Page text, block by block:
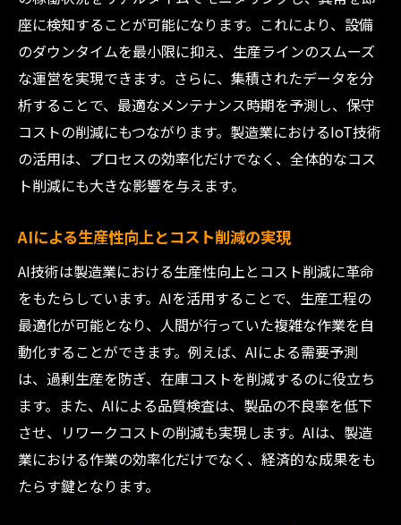
座に検知することが可能になります。これにより、設備
のダウンタイムを最小限に抑え、生産ラインのスムーズ
な運営を実現できます。さらに、集積されたデータを分
析することで、最適なメンテナンス時期を予測し、保守
コストの削減にもつながります。製造業におけるIoT技術
の活用は、プロセスの効率化だけでなく、全体的なコス
ト削減にも大きな影響を与えます。
AIによる生産性向上とコスト削減の実現
AI技術は製造業における生産性向上とコスト削減に革命
をもたらしています。AIを活用することで、生産工程の
最適化が可能となり、人間が行っていた複雑な作業を自
動化することができます。例えば、AIによる需要予測
は、過剰生産を防ぎ、在庫コストを削減するのに役立ち
ます。また、AIによる品質検査は、製品の不良率を低下
させ、リワークコストの削減も実現します。AIは、製造
業における作業の効率化だけでなく、経済的な成果をも
たらす鍵となります。